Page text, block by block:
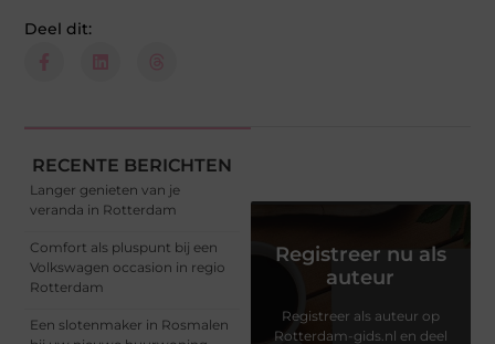
Deel dit:
RECENTE BERICHTEN
Langer genieten van je
veranda in Rotterdam
Comfort als pluspunt bij een
Volkswagen occasion in regio
Rotterdam
Een slotenmaker in Rosmalen
Registreer nu als
auteur
Registreer als auteur op
Rotterdam-gids.nl en deel